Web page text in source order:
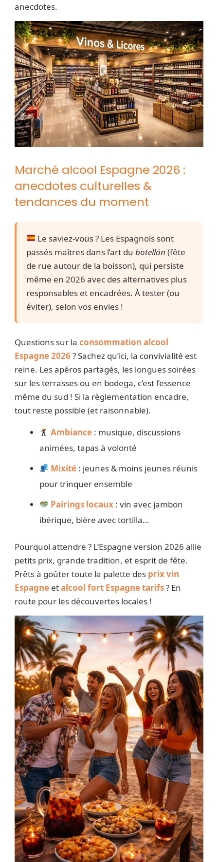
anecdotes.
Marché alcool Espagne 2026 :
anecdotes culturelles &
tendances du moment
Le saviez-vous ? Les Espagnols sont
passés maîtres dans l’art du botellón (fête
de rue autour de la boisson), qui persiste
même en 2026 avec des alternatives plus
responsables et encadrées. À tester (ou
éviter), selon vos envies !
Questions sur la consommation alcool
Espagne 2026 ? Sachez qu’ici, la convivialité est
reine. Les apéros partagés, les longues soirées
sur les terrasses ou en bodega, c’est l’essence
même du sud ! Si la règlementation encadre,
tout reste possible (et raisonnable).
Ambiance : musique, discussions
animées, tapas à volonté
Mixité : jeunes & moins jeunes réunis
pour trinquer ensemble
Pairings locaux : vin avec jambon
ibérique, bière avec tortilla…
Pourquoi attendre ? L’Espagne version 2026 allie
petits prix, grande tradition, et esprit de fête.
Prêts à goûter toute la palette des prix vin
Espagne etalcool fort Espagne tarifs? En
route pour les découvertes locales !